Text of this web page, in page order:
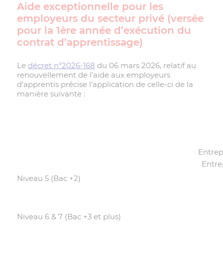
Aide exceptionnelle pour les
employeurs du secteur privé (versée
pour la 1ère année d’exécution du
contrat d’apprentissage)
Le décret n°2026-168 du 06 mars 2026, relatif au
renouvellement de l’aide aux employeurs
d’apprentis précise l’application de celle-ci de la
manière suivante :
Niveau 5 (Bac +2)
Niveau 6 & 7 (Bac +3 et plus)